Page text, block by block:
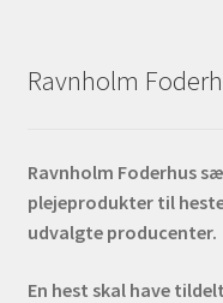
Ravnholm
Ravnholm Foderhus
plejeprodukter til
udvalgte producenter.
En hest skal have